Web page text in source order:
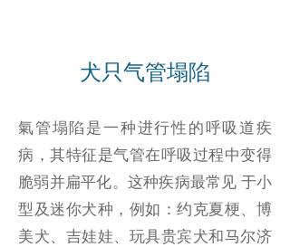
犬只气管塌陷
氣管塌陷是一种进行性的呼吸道疾
病，其特征是气管在呼吸过程中变得
脆弱并扁平化。这种疾病最常见 于小
型及迷你犬种，例如：约克夏梗、博
美犬、吉娃娃、玩具贵宾犬和马尔济